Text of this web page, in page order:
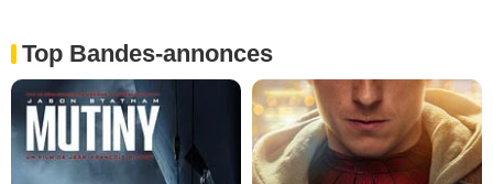
Top Bandes-annonces